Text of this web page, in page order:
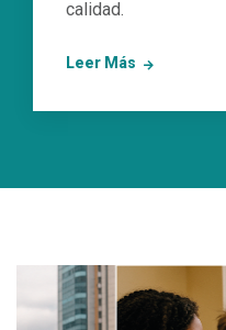
calidad.
Leer Más